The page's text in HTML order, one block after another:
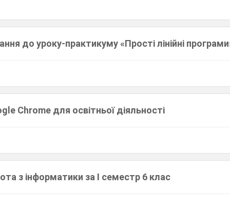
до уроку-практикуму «Прості лінійні
Chrome для освітньої діяльності
з інформатики за І семестр 6 клас